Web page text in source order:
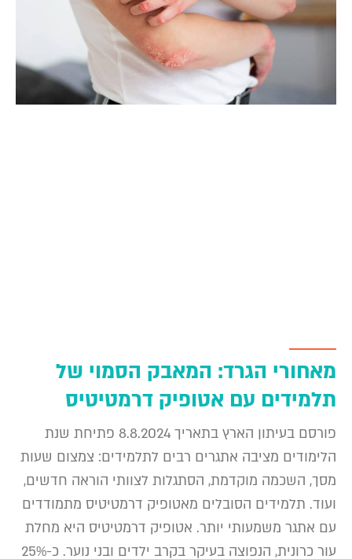
מאחורי הגרד: המאבק הסמוי של
תלמידים עם אטופיק דרמטיטיס
פורסם בעיתון הארץ בתאריך 8.8.2024 פתיחת שנת
הלימודים מציבה אתגרים רבים לתלמידים: צמצום שעות
מסך, השכמה מוקדמת, הסתגלות לצוותי הוראה חדשים,
ועוד. תלמידים הסובלים מאטופיק דרמטיטיס מתמודדים
עם אתגר משמעותי יותר. אטופיק דרמטיטיס היא מחלת
עור כרונית, הנפוצה בעיקר בקרב ילדים ובני נוער. כ-25%